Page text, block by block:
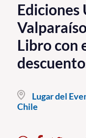
PUCV Internacional
Vinculación con el
Admisión
Pregrado
Postgrado
Libro con
Lugar del
Chile